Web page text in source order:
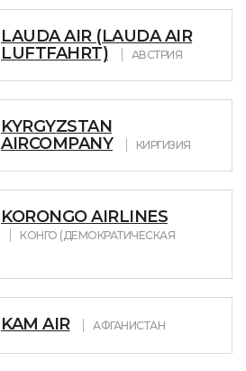
LAUDA AIR (LAUDA AIR
LUFTFAHRT)
АВСТРИЯ
KYRGYZSTAN
AIRCOMPANY
КИРГИЗИЯ
KORONGO AIRLINES
КОНГО (ДЕМОКРАТИЧЕСКАЯ
KAM AIR АФГАНИСТАН